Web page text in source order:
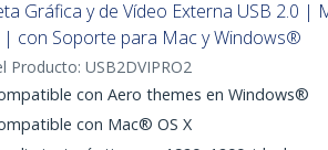
Gráfica y de Vídeo Externa USB 2.0
| con Soporte para Mac y Windows®
Producto: USB2DVIPRO2
con Aero themes en Windows®
con Mac® OS X